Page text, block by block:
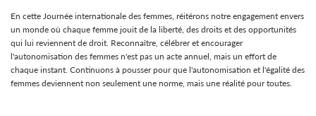
En cette Journée internationale des femmes, réitérons notre engagement envers
un monde où chaque femme jouit de la liberté, des droits et des opportunités
qui lui reviennent de droit. Reconnaître, célébrer et encourager
l'autonomisation des femmes n'est pas un acte annuel, mais un effort de
chaque instant. Continuons à pousser pour que l'autonomisation et l'égalité des
femmes deviennent non seulement une norme, mais une réalité pour toutes.